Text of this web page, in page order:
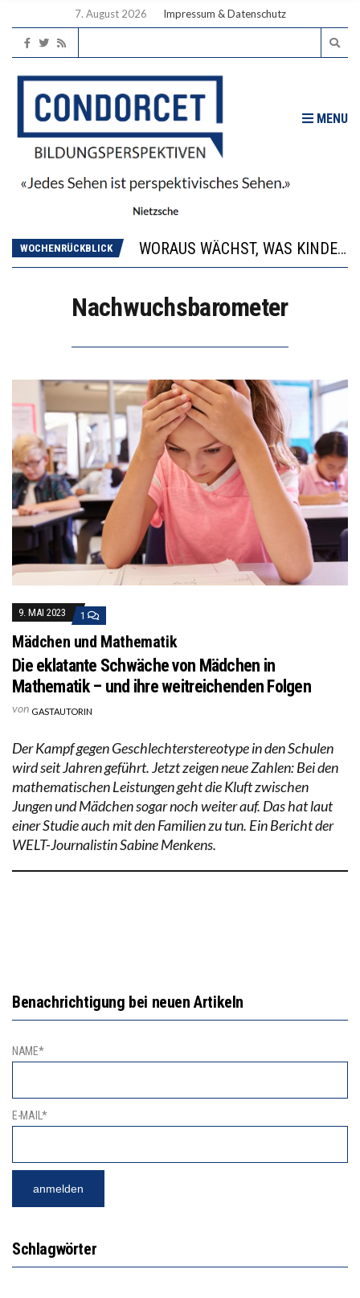
7. August 2026 Impressum & Datenschutz
MENU
WOCHENRÜCKBLICK
WORAUS WÄCHST, WAS KINDER TRÄGT
“WIR BEOBACHTEN EINEN REGELRECHTEN STURZFLUG BEI DEN LERNLEISTUNGEN”
Nachwuchsbarometer
9. MAI 2023 1
Mädchen und Mathematik
Die eklatante Schwäche von Mädchen in
Mathematik – und ihre weitreichenden Folgen
von GASTAUTORIN
Der Kampf gegen Geschlechterstereotype in den Schulen
wird seit Jahren geführt. Jetzt zeigen neue Zahlen: Bei den
mathematischen Leistungen geht die Kluft zwischen
Jungen und Mädchen sogar noch weiter auf. Das hat laut
einer Studie auch mit den Familien zu tun. Ein Bericht der
WELT-Journalistin Sabine Menkens.
Benachrichtigung bei neuen Artikeln
NAME*
E-MAIL*
Schlagwörter